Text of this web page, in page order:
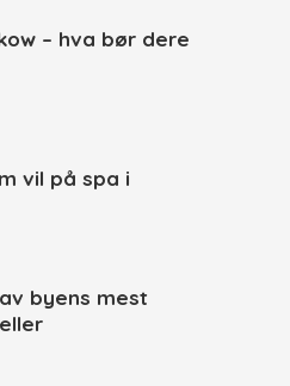
– hva bør dere
vil på spa i
byens mest